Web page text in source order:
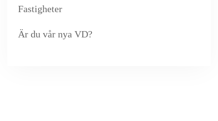
Fastigheter
Är du vår nya VD?